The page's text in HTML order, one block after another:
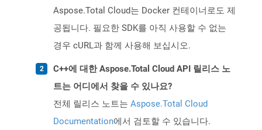
Aspose.Total Cloud는 Docker 컨테이너로도 제
공됩니다. 필요한 SDK를 아직 사용할 수 없는
경우 cURL과 함께 사용해 보십시오.
C++에 대한 Aspose.Total Cloud API 릴리스 노
트는 어디에서 찾을 수 있나요?
전체 릴리스 노트는 Aspose.Total Cloud
Documentation에서 검토할 수 있습니다.